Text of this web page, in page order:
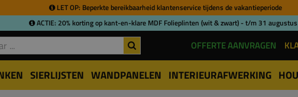
LET OP: Beperkte bereikbaarheid klantenservice tijdens de vakantieperiode
ACTIE: 20% korting op kant-en-klare MDF Folieplinten (wit & zwart) - t/m 31
OFFERTE AANVRAGEN
SIERLIJSTEN WANDPANELEN INTERIEURAFWERKING